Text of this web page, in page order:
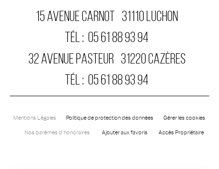
15 AVENUE CARNOT 31110 LUCHON
TÉL : 05 61 88 93 94
32 AVENUE PASTEUR 31220CAZÈRES
TÉL : 05 61 88 93 94
Mentions Légales Politique de protection des données Gérer les cookies
Nos barèmes d'honoraires Ajouter aux favoris Accès Propriétaire